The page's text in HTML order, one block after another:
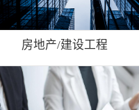
房地产/建设工程